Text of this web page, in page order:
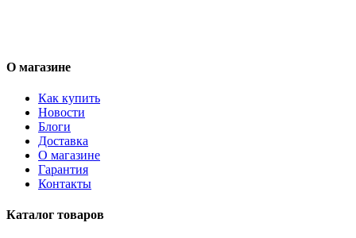
О магазине
Как купить
Новости
Блоги
Доставка
О магазине
Гарантия
Контакты
Каталог товаров